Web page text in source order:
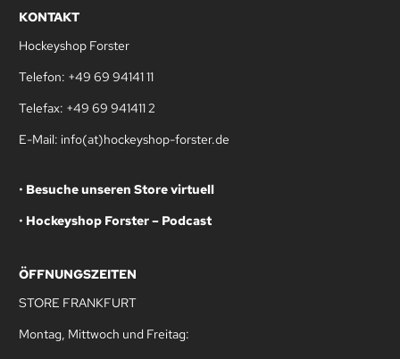
KONTAKT
Hockeyshop Forster
Telefon: +49 69 94141 11
Telefax: +49 69 941411 2
E-Mail: info(at)hockeyshop-forster.de
• Besuche unseren Store virtuell
• Hockeyshop Forster – Podcast
ÖFFNUNGSZEITEN
STORE FRANKFURT
Montag, Mittwoch und Freitag: